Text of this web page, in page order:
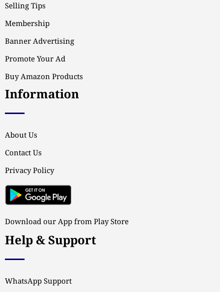
Selling Tips
Membership
Banner Advertising
Promote Your Ad
Buy Amazon Products
Information
About Us
Contact Us
Privacy Policy
Download our App from Play Store
Help & Support
WhatsApp Support